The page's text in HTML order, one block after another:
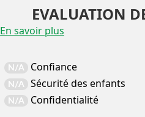
EVALUATION
En savoir plus
N/A Confiance
N/A Sécurité des enfants
N/A Confidentialité